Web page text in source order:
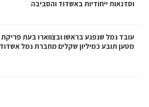
וסדנאות ייחודיות באשדוד והסביבה
עובד נמל שנפגע בראשו ובצווארו בעת פריקת
מטען תובע כמיליון שקלים מחברת נמל אשדוד